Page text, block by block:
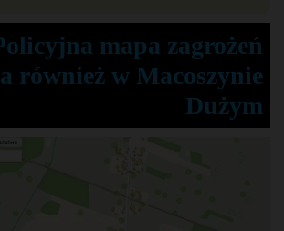
mapa zagrożeń
również w Macoszynie
Dużym